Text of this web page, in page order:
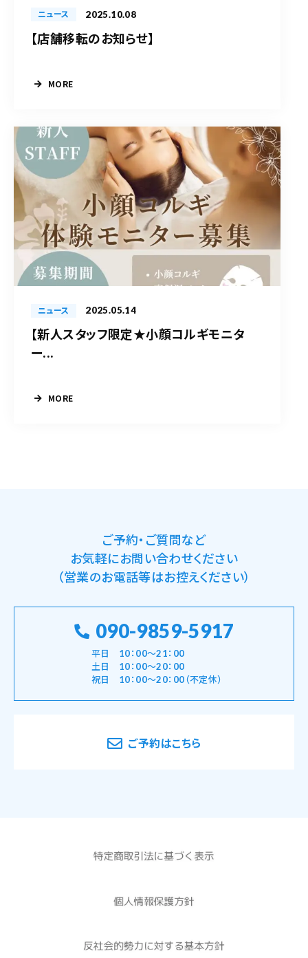
ニュース 2025.10.08
【店舗移転のお知らせ】
MORE
ニュース 2025.05.14
【新人スタッフ限定★小顔コルギモニタ
ー...
MORE
ご予約・ご質問など
お気軽にお問い合わせください
（営業のお電話等はお控えください）
090-9859-5917
平日 10：00～21：00
土日 10：00～20：00
祝日 10：00～20：00（不定休）
ご予約はこちら